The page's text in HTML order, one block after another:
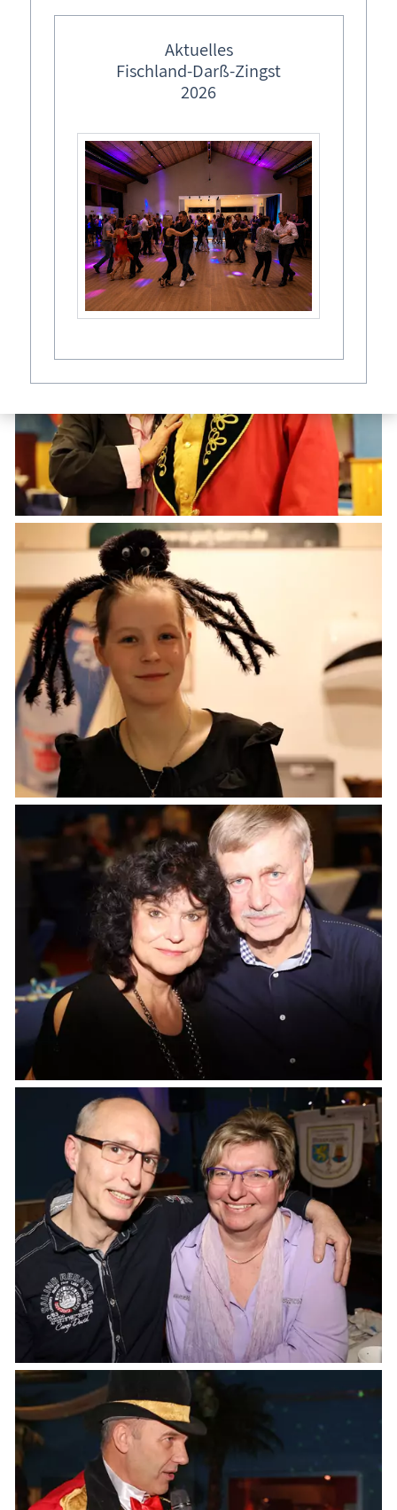
Kranichbeobachtung
Sehenswertes
Traditionelles
altes Handwerk
Anbaden / Eisbaden
Borner Maskenbälle
Borner Masken
Darßer Drachenbootrennen
Darßer NaturfilmFestival
Darß-Festspiele
Eissegeln
Fischländer Strandgalopprennen
Lauferlebnisse
Lichterzauber
Oldtimer Sterntreffen
Prerower Drachenfest
Regatten
Tonnenabschlagen
up platt
Vereinsarbeit
Zeitzeugen
Begriffe der Region
Veranstaltungen
Borner Maskenball
Maskenball in Born a. Darß
Aktuelles
Fischland-Darß-Zingst
2026